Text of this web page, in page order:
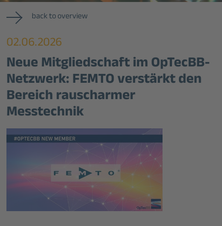
back to overview
02.06.2026
Neue Mitgliedschaft im OpTecBB-
Netzwerk: FEMTO verstärkt den
Bereich rauscharmer
Messtechnik